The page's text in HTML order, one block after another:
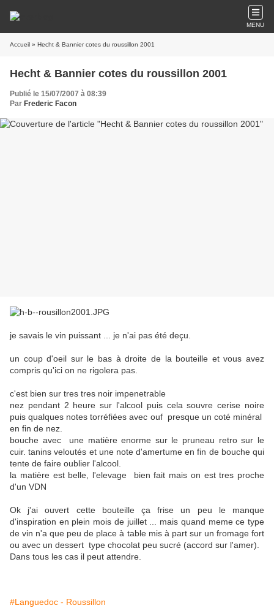
MENU
Accueil » Hecht & Bannier cotes du roussillon 2001
Hecht & Bannier cotes du roussillon 2001
Publié le 15/07/2007 à 08:39
Par Frederic Facon
je savais le vin puissant ... je n'ai pas été deçu.
un coup d'oeil sur le bas à droite de la bouteille et vous avez
compris qu'ici on ne rigolera pas.
c'est bien sur tres tres noir impenetrable
nez pendant 2 heure sur l'alcool puis cela souvre cerise noire
puis qualques notes torréfiées avec ouf presque un coté minéral
en fin de nez.
bouche avec une matière enorme sur le pruneau retro sur le
cuir. tanins veloutés et une note d'amertume en fin de bouche qui
tente de faire oublier l'alcool.
la matière est belle, l'elevage bien fait mais on est tres proche
d'un VDN
Ok j'ai ouvert cette bouteille ça frise un peu le manque
d'inspiration en plein mois de juillet ... mais quand meme ce type
de vin n'a que peu de place à table mis à part sur un fromage fort
ou avec un dessert type chocolat peu sucré (accord sur l'amer).
Dans tous les cas il peut attendre.
#Languedoc - Roussillon